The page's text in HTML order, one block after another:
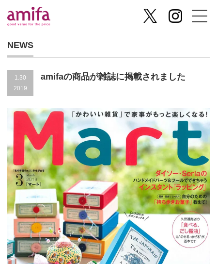
NEWS
1.30
2019
amifaの商品が雑誌に掲載されました